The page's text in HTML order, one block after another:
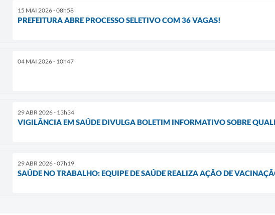
15 MAI 2026 - 08h58
PREFEITURA ABRE PROCESSO SELETIVO COM 36 VAGAS!
04 MAI 2026 - 10h47
29 ABR 2026 - 13h34
VIGILÂNCIA EM SAÚDE DIVULGA BOLETIM INFORMATIVO SOBRE
29 ABR 2026 - 07h19
SAÚDE NO TRABALHO: EQUIPE DE SAÚDE REALIZA AÇÃO DE